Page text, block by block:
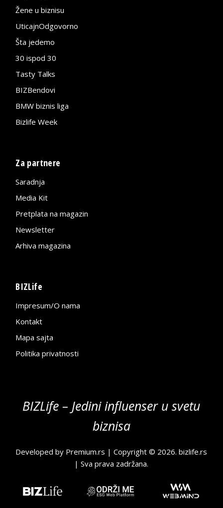
Žene u biznisu
UticajnOdgovorno
Šta jedemo
30 ispod 30
Tasty Talks
BIZBendovi
BMW biznis liga
Bizlife Week
Za partnere
Saradnja
Media Kit
Pretplata na magazin
Newsletter
Arhiva magazina
BIZLife
Impresum/O nama
Kontakt
Mapa sajta
Politika privatnosti
BIZLife – Jedini influenser u svetu
biznisa
Developed by Premium.rs | Copyright © 2026.bizlife.rs
| Sva prava zadržana.